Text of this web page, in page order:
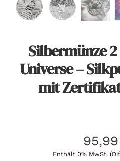
Silbermünze
Universe –
mit
95,99
Enthält 0% MwSt.